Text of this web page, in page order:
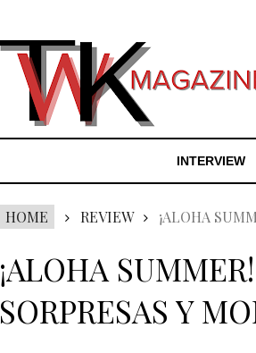
INTERVIEW
HOME REVIEW ¡ALOHA
¡ALOHA
SORPRESAS Y